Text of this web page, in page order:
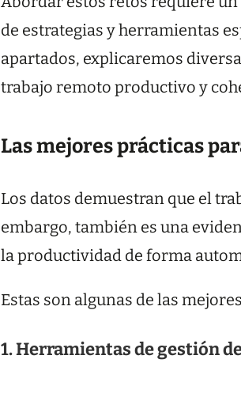
de estrategias y herramientas
apartados, explicaremos
trabajo remoto productivo y
Las mejores prácticas
Los datos demuestran que el
embargo, también es una
la productividad de forma
Estas son algunas de las
1. Herramientas de gestión